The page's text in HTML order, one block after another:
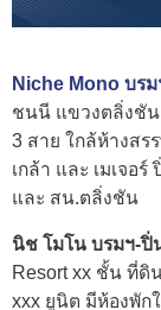
Niche Mono บรม
ชนนี แขวงตลิ่งชัน
3 สาย ใกล้ห้างสร
เกล้า และ เมเจอ
และ สน.ตลิ่งชัน
นิช โมโน บรมฯ-ปิ่
Resort xx ชั้น ที่ดิ
xxx ยูนิต มีห้องพัก